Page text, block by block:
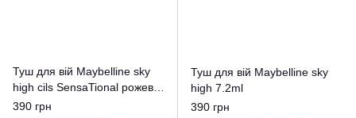
Туш для вій Maybelline sky
high cils SensaTional рожева
7.2ml
390 грн
Туш для вій Maybelline sky
high 7.2ml
390 грн